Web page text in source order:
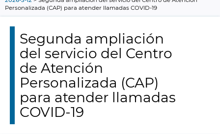
Personalizada (CAP) para atender llamadas COVID-19
Segunda ampliación
del servicio del Centro
de Atención
Personalizada (CAP)
para atender llamadas
COVID-19